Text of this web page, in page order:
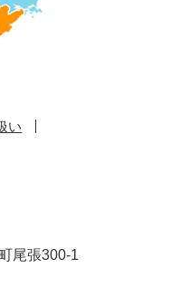
い
尾張300-1